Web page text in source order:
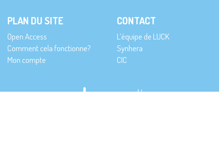
PLAN DU SITE
Open Access
Comment cela fonctionne?
Mon compte
CONTACT
L’équipe de LUCK
Synhera
CIC